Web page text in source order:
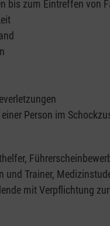
bis zum Eintreffen von
Person im
Trainer,
mit Verpflichtung